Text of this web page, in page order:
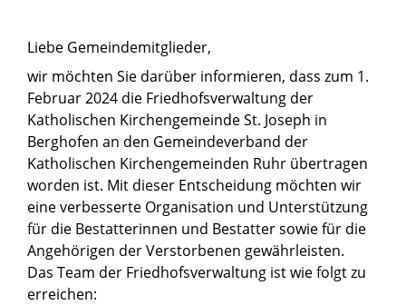
Liebe Gemeindemitglieder,
wir möchten Sie darüber informieren, dass zum 1.
Februar 2024 die Friedhofsverwaltung der
Katholischen Kirchengemeinde St. Joseph in
Berghofen an den Gemeindeverband der
Katholischen Kirchengemeinden Ruhr übertragen
worden ist. Mit dieser Entscheidung möchten wir
eine verbesserte Organisation und Unterstützung
für die Bestatterinnen und Bestatter sowie für die
Angehörigen der Verstorbenen gewährleisten.
Das Team der Friedhofsverwaltung ist wie folgt zu
erreichen: